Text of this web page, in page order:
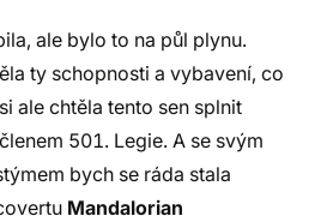
ale bylo to na půl plynu.
ty schopnosti a vybavení, co
ale chtěla tento sen splnit
501. Legie. A se svým
bych se ráda stala
Mandalorian